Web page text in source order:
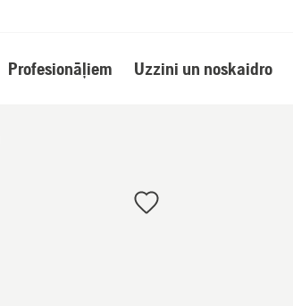
Profesionāļiem Uzzini un noskaidro